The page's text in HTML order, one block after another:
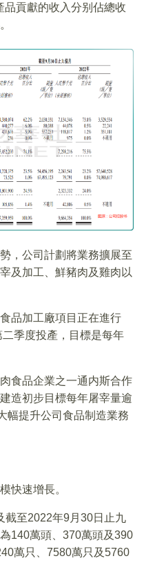
品貢獻的收入分别佔總收
，公司計劃將業務擴展至
及加工、鮮豬肉及雞肉以
品加工廠項目正在進行
季度投產，目標是每年
食品企業之一通内斯合作
造初步目標每年屠宰量逾
幅提升公司食品制造業務
快速增長。
截至2022年9月30日止九
140萬頭、370萬頭及390
萬只、7580萬只及5760